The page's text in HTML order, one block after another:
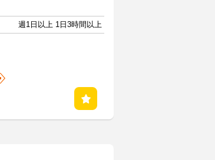
週1日以上 1日3時間以上